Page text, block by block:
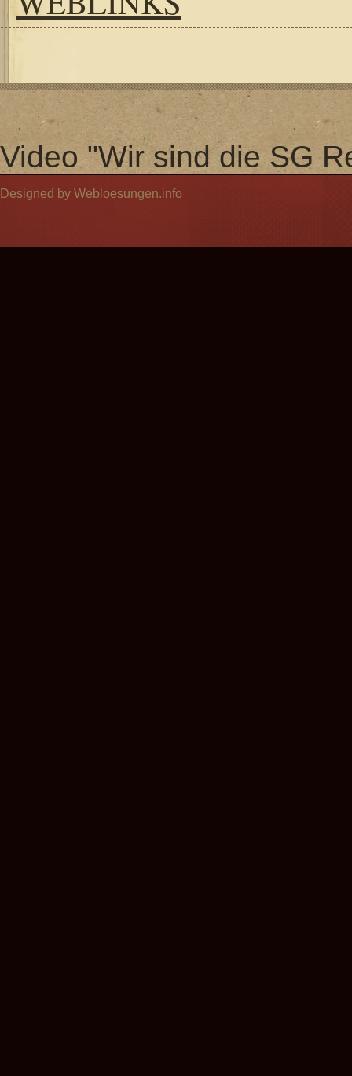
Video "Wir sind die SG
Designed by Webloesungen.info